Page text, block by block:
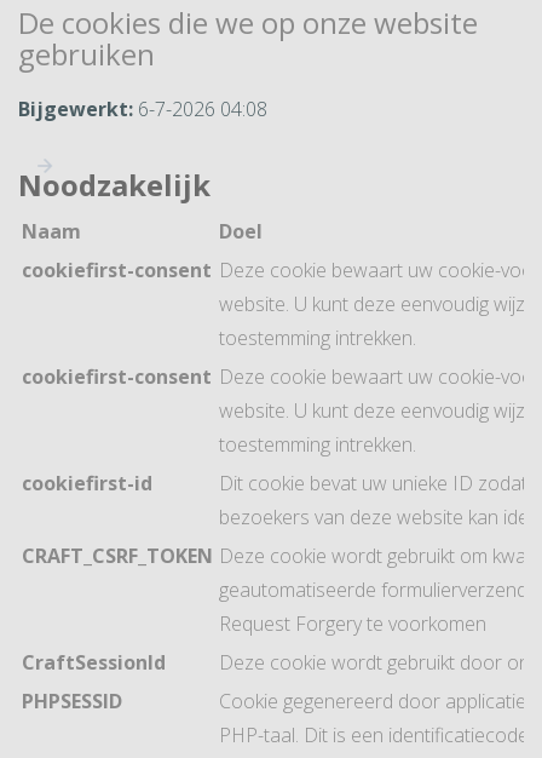
De cookies die we op onze website
gebruiken
Bijgewerkt: 6-7-2026 04:08
Noodzakelijk
Naam
Doel
cookiefirst-consent Deze cookie bewaart uw cookie-
website. U kunt deze eenvoudig
toestemming intrekken.
cookiefirst-consent Deze cookie bewaart uw cookie-
website. U kunt deze eenvoudig
toestemming intrekken.
cookiefirst-id
Dit cookie bevat uw unieke ID zodat
bezoekers van deze website kan
CRAFT_CSRF_TOKEN Deze cookie wordt gebruikt om
geautomatiseerde
Request Forgery te voorkomen
CraftSessionId
Deze cookie wordt gebruikt door ons
PHPSESSID
Cookie gegenereerd door
PHP-taal. Dit is een identificatiecode